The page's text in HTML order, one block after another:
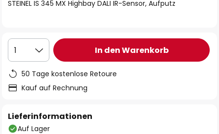
STEINEL IS 345 MX Highbay DALI IR-Sensor, Aufputz
1 In den Warenkorb
50 Tage kostenlose Retoure
Kauf auf Rechnung
Lieferinformationen
Auf Lager